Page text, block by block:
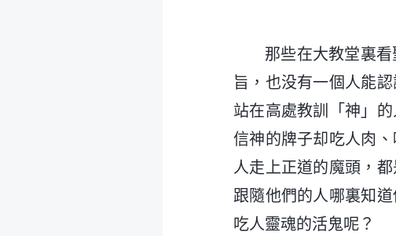
那些在大教堂裏
旨，也没有一個人能
站在高處教訓「神」
信神的牌子却吃人肉
人走上正道的魔頭，
跟隨他們的人哪裏知
吃人靈魂的活鬼呢？